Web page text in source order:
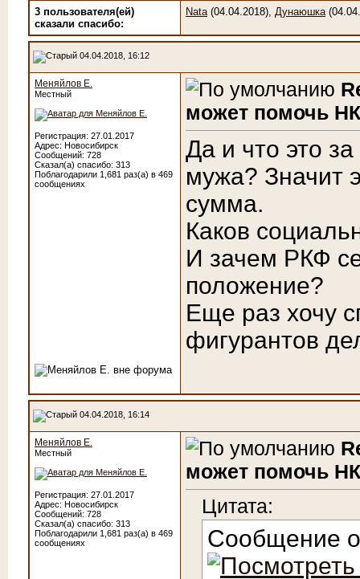
3 пользователя(ей)
сказали cпасибо:
Nata(04.04.2018), Дунаюшка
04.04.2018, 16:12
Меняйлов Е.
Местный
Регистрация: 27.01.2017
Адрес: Новосибирск
Сообщений: 728
Сказал(а) спасибо: 313
Поблагодарили 1,681 раз(а) в 469
сообщениях
может помочь
Да и что это
мужа? Значит
сумма.
Каков
И зачем РКФ
положение?
Еще раз хочу
фигурантов
04.04.2018, 16:14
Меняйлов Е.
Местный
Регистрация: 27.01.2017
Адрес: Новосибирск
Сообщений: 728
Сказал(а) спасибо: 313
Поблагодарили 1,681 раз(а) в 469
сообщениях
может помочь
Цитата:
Сообщение